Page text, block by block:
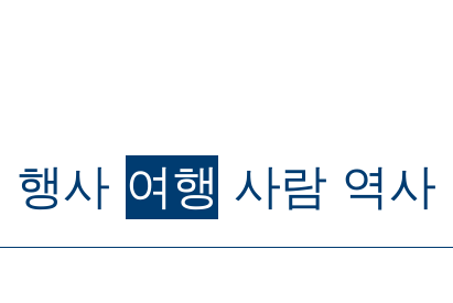
행사 여행 사람 역사